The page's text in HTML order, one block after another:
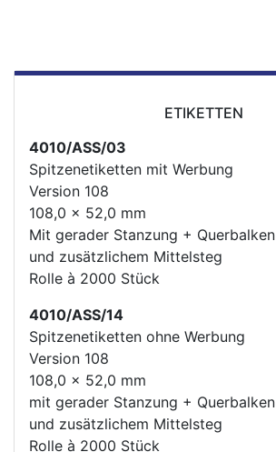
ETIKETTEN
4010/ASS/03
Spitzenetiketten mit Werbung
Version 108
108,0 x 52,0 mm
Mit gerader Stanzung + Querbalken
und zusätzlichem Mittelsteg
Rolle à 2000 Stück
4010/ASS/14
Spitzenetiketten ohne Werbung
Version 108
108,0 x 52,0 mm
mit gerader Stanzung + Querbalken
und zusätzlichem Mittelsteg
Rolle à 2000 Stück